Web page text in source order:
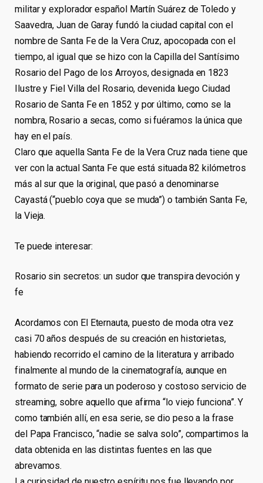
militar y explorador español Martín Suárez de Toledo y
Saavedra, Juan de Garay fundó la ciudad capital con el
nombre de Santa Fe de la Vera Cruz, apocopada con el
tiempo, al igual que se hizo con la Capilla del Santísimo
Rosario del Pago de los Arroyos, designada en 1823
Ilustre y Fiel Villa del Rosario, devenida luego Ciudad
Rosario de Santa Fe en 1852 y por último, como se la
nombra, Rosario a secas, como si fuéramos la única que
hay en el país.
Claro que aquella Santa Fe de la Vera Cruz nada tiene que
ver con la actual Santa Fe que está situada 82 kilómetros
más al sur que la original, que pasó a denominarse
Cayastá (“pueblo coya que se muda”) o también Santa Fe,
la Vieja.
Te puede interesar:
Rosario sin secretos: un sudor que transpira devoción y
fe
Acordamos con El Eternauta, puesto de moda otra vez
casi 70 años después de su creación en historietas,
habiendo recorrido el camino de la literatura y arribado
finalmente al mundo de la cinematografía, aunque en
formato de serie para un poderoso y costoso servicio de
streaming, sobre aquello que afirma “lo viejo funciona”. Y
como también allí, en esa serie, se dio peso a la frase
del Papa Francisco, “nadie se salva solo”, compartimos la
data obtenida en las distintas fuentes en las que
abrevamos.